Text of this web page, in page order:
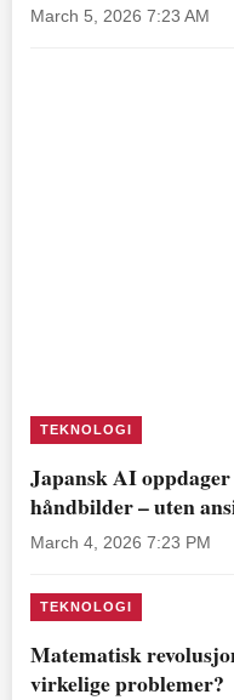
March 5, 2026 7:23 AM
TEKNOLOGI
Japansk AI
håndbilder – uten
March 4, 2026 7:23 PM
TEKNOLOGI
Matematisk
virkelige problemer?